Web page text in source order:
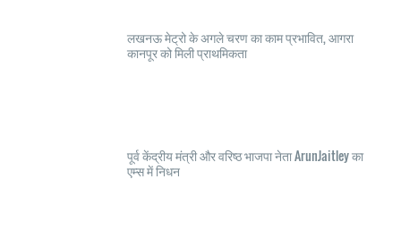
लखनऊ मेट्रो के अगले चरण का काम प्रभावित, आगरा
कानपूर को मिली प्राथमिकता
पूर्व केंद्रीय मंत्री और वरिष्ठ भाजपा नेता ArunJaitley का
एम्स में निधन